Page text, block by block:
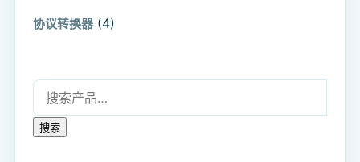
协议转换器 (4)
搜索：
搜索